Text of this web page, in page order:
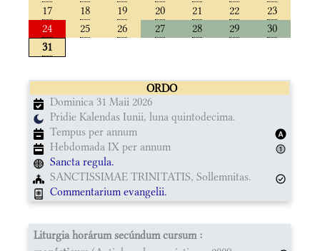
17
18 19 20 21 22
23
24
25 26 27 28 29
30
31
ORDO
Dominica 31 Maii 2026
Pridie Kalendas Iunii, luna quintodecima.
Tempus per annum
Hebdomada IX per annum
Sancta regula.
SANCTISSIMAE TRINITATIS, Sollemnitas.
Commentarium evangelii.
Liturgia horárum secúndum cursum :